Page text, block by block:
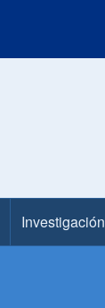
Investigación